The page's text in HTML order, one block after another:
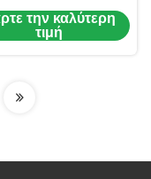
μπλοκ παλέτες
Καλή υγρασία
την καλύτερη
τιμή